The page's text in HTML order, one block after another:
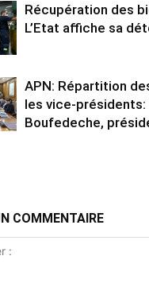
Récupération des
L’Etat affiche sa
APN: Répartition
les vice-présidents:
Boufedeche,
COMMENTAIRE